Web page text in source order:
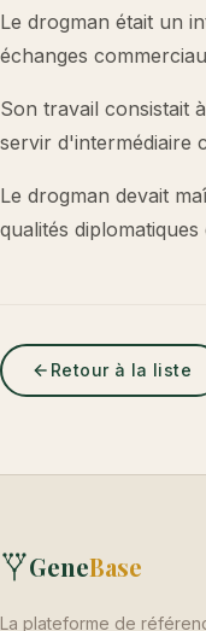
Le drogman était un
échanges
Son travail consistait
servir d'intermédiaire
Le drogman devait
qualités
Retour à la liste
GeneBase
La plateforme de